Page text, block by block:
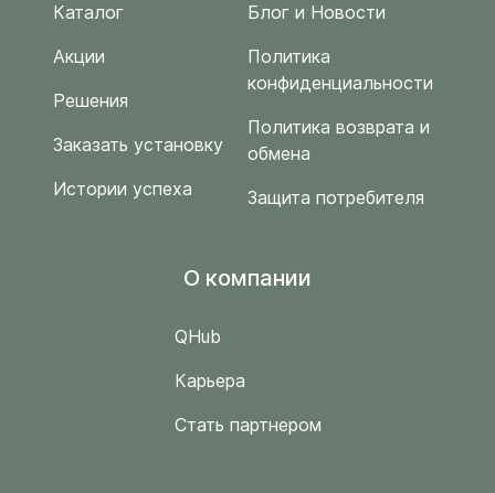
Каталог
Акции
Решения
Заказать установку
Истории успеха
Блог и Новости
Политика
конфиденциальности
Политика возврата и
обмена
Защита потребителя
O компании
QHub
Карьера
Стать партнером